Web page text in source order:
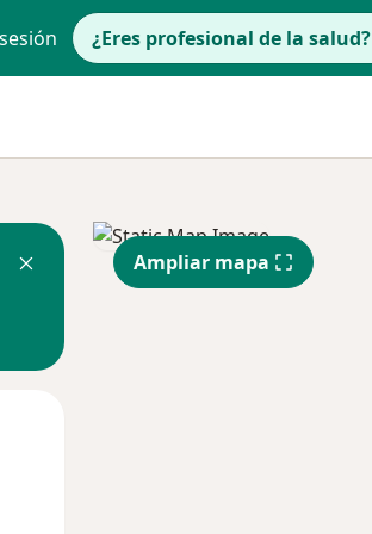
¿Eres profesional de la salud?
Ampliar mapa